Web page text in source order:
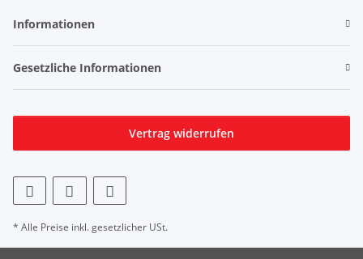
Informationen
Gesetzliche Informationen
Vertrag widerrufen
* Alle Preise inkl. gesetzlicher USt.